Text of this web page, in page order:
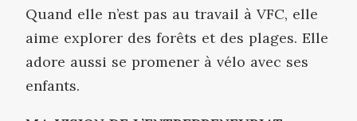
Quand elle n’est pas au travail à VFC, elle
aime explorer des forêts et des plages. Elle
adore aussi se promener à vélo avec ses
enfants.